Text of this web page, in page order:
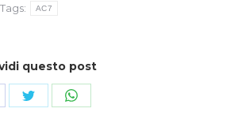
Tags:
AC7
questo post
CondividiCondividi